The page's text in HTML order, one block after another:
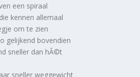
een spiraal
kennen allemaal
om te zien
gelijkend bovendien
sneller dan hÃ©t
sneller weggewicht